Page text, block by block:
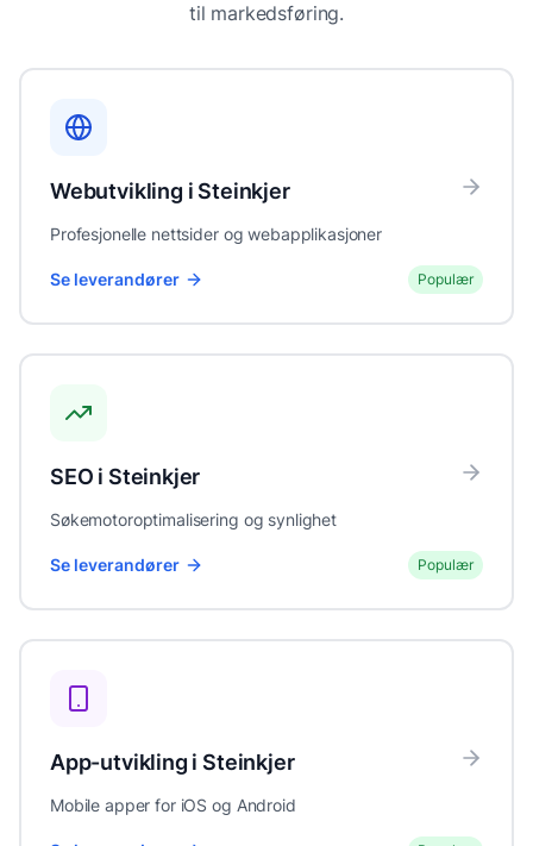
til markedsføring.
Webutvikling iSteinkjer
Profesjonelle nettsider og webapplikasjoner
Se leverandører Populær
SEO i Steinkjer
Søkemotoroptimalisering og synlighet
Se leverandører Populær
App-utvikling iSteinkjer
Mobile apper for iOS og Android